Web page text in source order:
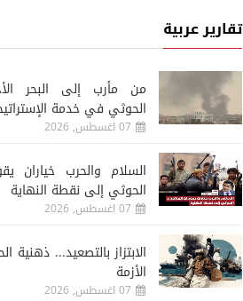
تقارير عربية
من مأرب إلى البحر
الحوثي في خدمة
07 اغسطس, 2026
السلام والحرب خياران
الحوثي إلى نقطة النهاية
07 اغسطس, 2026
الابتزاز بالتصعيد...
الأزمة
07 اغسطس, 2026